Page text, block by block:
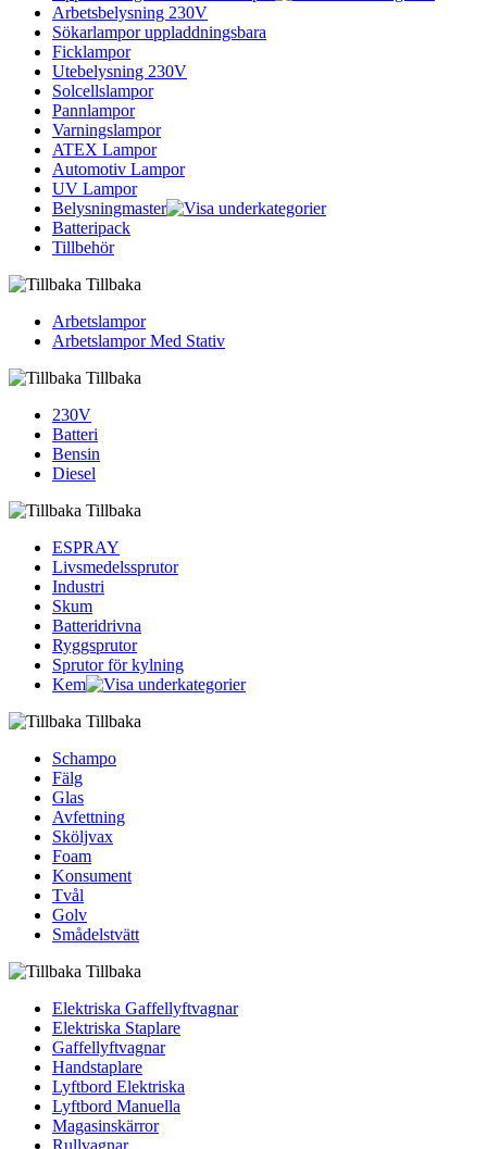
Arbetsbelysning 230V
Sökarlampor uppladdningsbara
Ficklampor
Utebelysning 230V
Solcellslampor
Pannlampor
Varningslampor
ATEX Lampor
Automotiv Lampor
UV Lampor
Belysningmaster
Batteripack
Tillbehör
Tillbaka
Arbetslampor
Arbetslampor Med Stativ
Tillbaka
230V
Batteri
Bensin
Diesel
Tillbaka
ESPRAY
Livsmedelssprutor
Industri
Skum
Batteridrivna
Ryggsprutor
Sprutor för kylning
Kem
Tillbaka
Schampo
Fälg
Glas
Avfettning
Sköljvax
Foam
Konsument
Tvål
Golv
Smådelstvätt
Tillbaka
Elektriska Gaffellyftvagnar
Elektriska Staplare
Gaffellyftvagnar
Handstaplare
Lyftbord Elektriska
Lyftbord Manuella
Magasinskärror
Rullvagnar